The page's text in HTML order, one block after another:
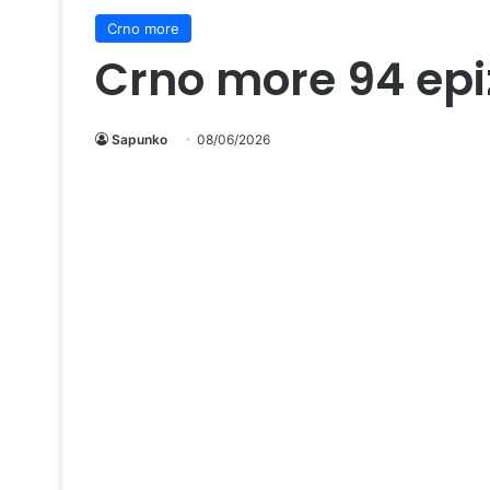
Crno more
Crno more 94
Sapunko 08/06/2026